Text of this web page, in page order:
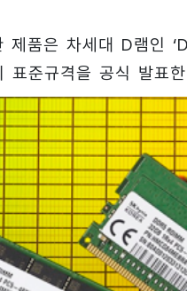
품은 차세대 D램인
준규격을 공식 발표